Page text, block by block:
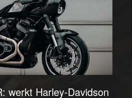
werkt Harley-Davidson